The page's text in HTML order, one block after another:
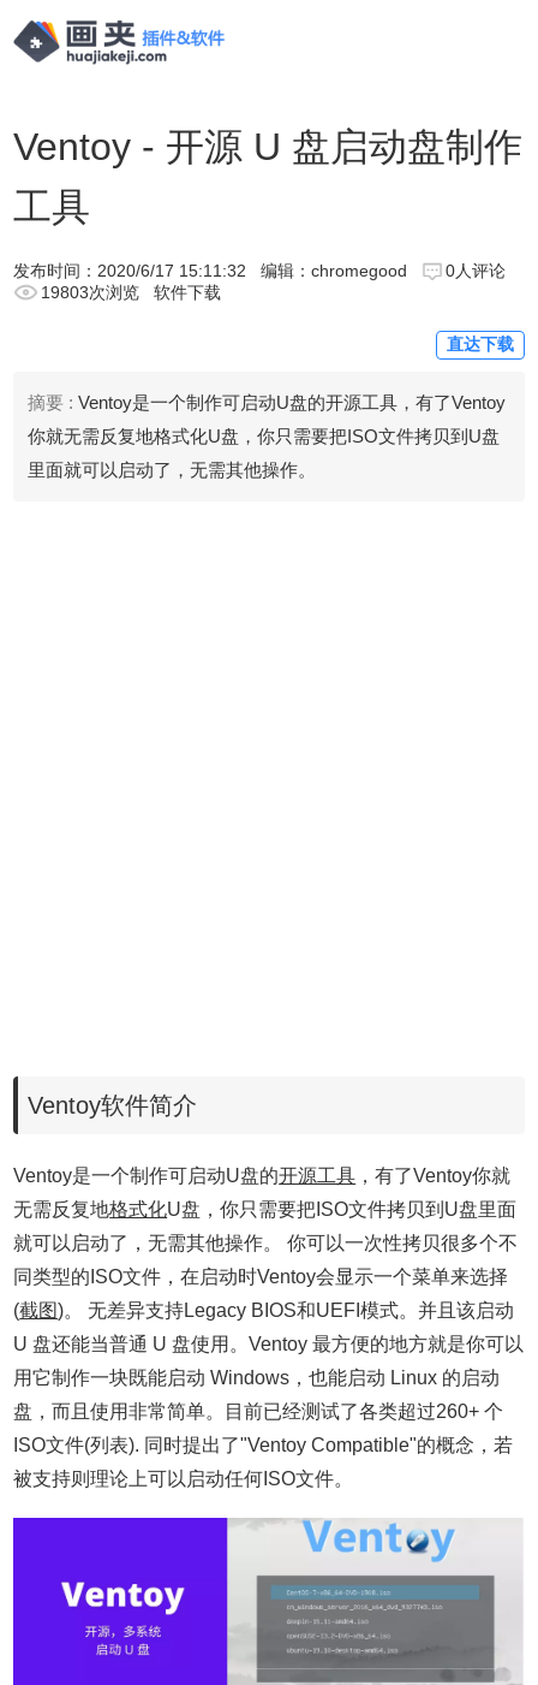
Ventoy - 开源 U 盘启动盘制作
工具
发布时间： 2020/6/17 15:11:32 编辑：chromegood
0人评论
19803次浏览
软件下载
直达下载
摘要 : Ventoy是一个制作可启动U盘的开源工具，有了Ventoy
你就无需反复地格式化U盘，你只需要把ISO文件拷贝到U盘
里面就可以启动了，无需其他操作。
Ventoy软件简介
Ventoy是一个制作可启动U盘的开源工具 ，有了Ventoy你就
无需反复地格式化U盘，你只需要把ISO文件拷贝到U盘里面
就可以启动了，无需其他操作。 你可以一次性拷贝很多个不
同类型的ISO文件，在启动时Ventoy会显示一个菜单来选择
(截图)。 无差异支持Legacy BIOS和UEFI模式。并且该启动
U 盘还能当普通 U 盘使用。Ventoy 最方便的地方就是你可以
用它制作一块既能启动 Windows，也能启动 Linux 的启动
盘，而且使用非常简单。目前已经测试了各类超过260+ 个
ISO文件(列表). 同时提出了"Ventoy Compatible"的概念，若
被支持则理论上可以启动任何ISO文件。